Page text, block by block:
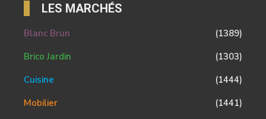
LES MARCHÉS
Blanc Brun
(1389)
Brico Jardin
(1303)
Cuisine
(1444)
Mobilier
(1441)